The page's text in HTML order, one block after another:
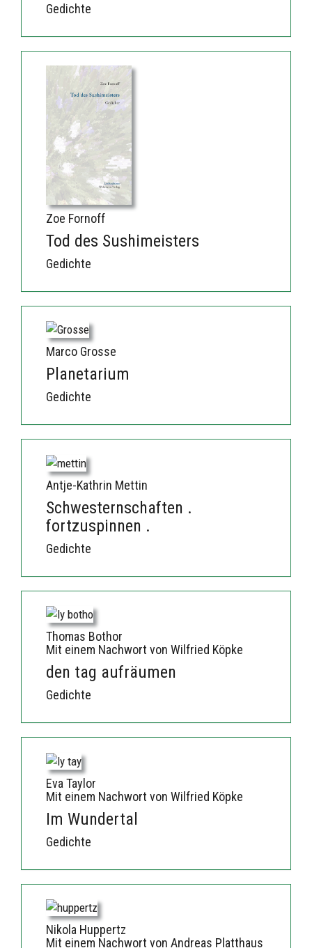
Gedichte
Zoe Fornoff
Tod des Sushimeisters
Gedichte
Marco Grosse
Planetarium
Gedichte
Antje-Kathrin Mettin
Schwesternschaften .
fortzuspinnen .
Gedichte
Thomas Bothor
Mit einem Nachwort von Wilfried Köpke
den tag aufräumen
Gedichte
Eva Taylor
Mit einem Nachwort von Wilfried Köpke
Im Wundertal
Gedichte
Nikola Huppertz
Mit einem Nachwort von Andreas Platthaus